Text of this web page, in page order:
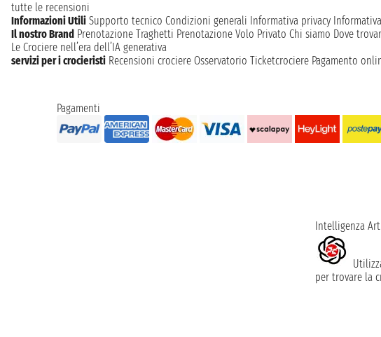
tutte le recensioni
Informazioni Utili Supporto tecnico Condizioni generali Informativa privacy
Il nostro Brand Prenotazione Traghetti Prenotazione Volo Privato Chi siamo Dove
Le Crociere nell’era dell’IA generativa
servizi per i crocieristi Recensioni crociere Osservatorio Ticketcrociere Pagamento
Pagamenti
Intelligenza
per trovare la